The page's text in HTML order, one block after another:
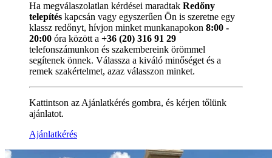
Ha megválaszolatlan kérdései maradtak Redőny
telepítés kapcsán vagy egyszerűen Ön is szeretne egy
klassz redőnyt, hívjon minket munkanapokon 8:00 -
20:00 óra között a +36 (20) 316 91 29
telefonszámunkon és szakembereink örömmel
segítenek önnek. Válassza a kiváló minőséget és a
remek szakértelmet, azaz válasszon minket.
Kattintson az Ajánlatkérés gombra, és kérjen tőlünk
ajánlatot.
Ajánlatkérés